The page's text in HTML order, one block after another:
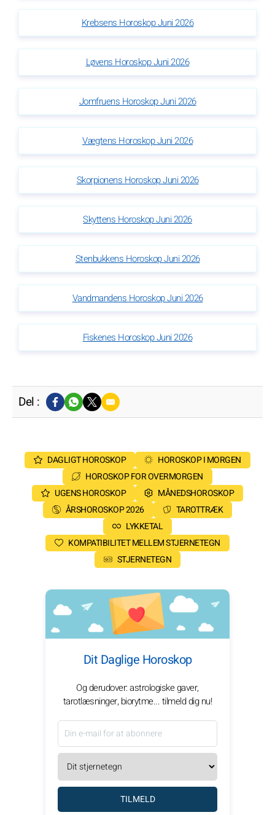
Krebsens Horoskop Juni 2026
Løvens Horoskop Juni 2026
Jomfruens Horoskop Juni 2026
Vægtens Horoskop Juni 2026
Skorpionens Horoskop Juni 2026
Skyttens Horoskop Juni 2026
Stenbukkens Horoskop Juni 2026
Vandmandens Horoskop Juni 2026
Fiskenes Horoskop Juni 2026
Del :
DAGLIGT HOROSKOP
HOROSKOP I MORGEN
HOROSKOP FOR OVERMORGEN
UGENS HOROSKOP
MÅNEDSHOROSKOP
ÅRSHOROSKOP 2026
TAROTTRÆK
LYKKETAL
KOMPATIBILITET MELLEM STJERNETEGN
STJERNETEGN
Dit Daglige Horoskop
Og derudover: astrologiske gaver,
tarotlæsninger, biorytme... tilmeld dig nu!
TILMELD